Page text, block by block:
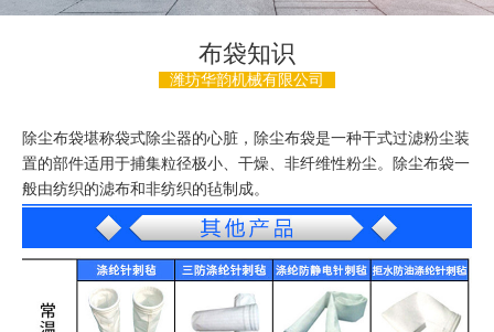
布袋知识
潍坊华韵机械有限公司
除尘布袋堪称袋式除尘器的心脏，除尘布袋是一种干式过滤粉尘装
置的部件适用于捕集粒径极小、干燥、非纤维性粉尘。除尘布袋一
般由纺织的滤布和非纺织的毡制成。